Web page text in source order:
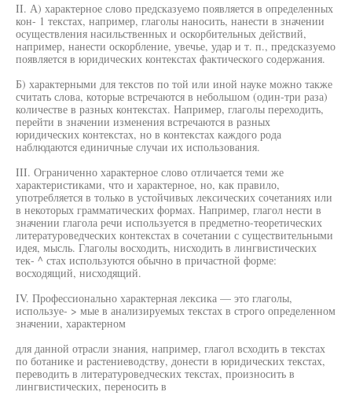
II. А) характерное слово предсказуемо появляется в определенных
кон- 1 текстах, например, глаголы наносить, нанести в значении
осуществления насильственных и оскорбительных действий,
например, нанести оскорбление, увечье, удар и т. п., предсказуемо
появляется в юридических контекстах фактического содержания.
Б) характерными для текстов по той или иной науке можно также
считать слова, которые встречаются в небольшом (один-три раза)
количестве в разных контекстах. Например, глаголы переходить,
перейти в значении изменения встречаются в разных
юридических контекстах, но в контекстах каждого рода
наблюдаются единичные случаи их использования.
III. Ограниченно характерное слово отличается теми же
характеристиками, что и характерное, но, как правило,
употребляется в только в устойчивых лексических сочетаниях или
в некоторых грамматических формах. Например, глагол нести в
значении глагола речи используется в предметно-теоретических
литературоведческих контекстах в сочетании с существительными
идея, мысль. Глаголы восходить, нисходить в лингвистических
тек- ^ стах используются обычно в причастной форме:
восходящий, нисходящий.
IV. Профессионально характерная лексика — это глаголы,
используе- > мые в анализируемых текстах в строго определенном
значении, характерном
для данной отрасли знания, например, глагол всходить в текстах
по ботанике и растениеводству, донести в юридических текстах,
переводить в литературоведческих текстах, произносить в
лингвистических, переносить в